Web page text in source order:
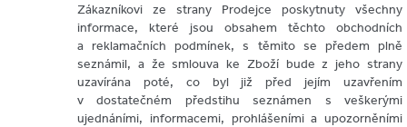
Zákazníkovi ze strany Prodejce poskytnuty všechny
informace, které jsou obsahem těchto obchodních
a reklamačních podmínek, s těmito se předem plně
seznámil, a že smlouva ke Zboží bude z jeho strany
uzavírána poté, co byl již před jejím uzavřením
v dostatečném předstihu seznámen s veškerými
ujednáními, informacemi, prohlášeními a upozorněními